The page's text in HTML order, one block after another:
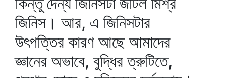
জিনিস। আর, এ জিনিসটার
উৎপত্তির কারণ আছে আমাদের
জ্ঞানের অভাবে, বুদ্ধির ত্রুটিতে,